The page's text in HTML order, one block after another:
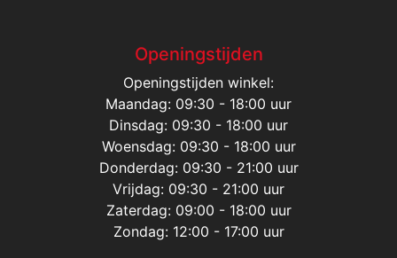
Openingstijden
Openingstijden winkel:
Maandag: 09:30 - 18:00 uur
Dinsdag: 09:30 - 18:00 uur
Woensdag: 09:30 - 18:00 uur
Donderdag: 09:30 - 21:00 uur
Vrijdag: 09:30 - 21:00 uur
Zaterdag: 09:00 - 18:00 uur
Zondag: 12:00 - 17:00 uur